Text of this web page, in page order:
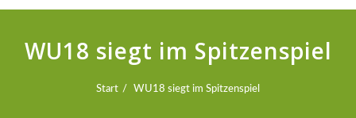
WU18 siegt im Spitzenspiel
Start WU18 siegt im Spitzenspiel